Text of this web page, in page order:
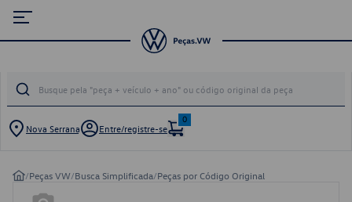
Nova Serrana Entre/registre-se
0
/Peças VW/Busca Simplificada/Peças por Código Original